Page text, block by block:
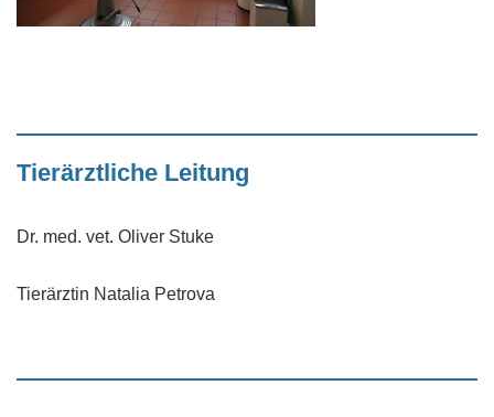
Tierärztliche Leitung
Dr. med. vet. Oliver Stuke
Tierärztin Natalia Petrova